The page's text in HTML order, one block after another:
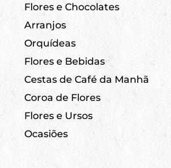
Flores e Chocolates
Arranjos
Orquídeas
Flores e Bebidas
Cestas de Café da Manhã
Coroa de Flores
Flores e Ursos
Ocasiões